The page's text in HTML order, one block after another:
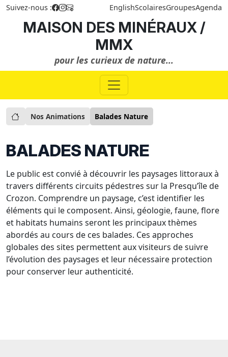
Suivez-nous : EnglishScolairesGroupesAgenda
MAISON DES MINÉRAUX /
MMX
pour les curieux de nature...
Nos Animations Balades Nature
BALADES NATURE
Le public est convié à découvrir les paysages littoraux à
travers différents circuits pédestres sur la Presqu’île de
Crozon. Comprendre un paysage, c’est identifier les
éléments qui le composent. Ainsi, géologie, faune, flore
et habitats humains seront les principaux thèmes
abordés au cours de ces balades. Ces approches
globales des sites permettent aux visiteurs de suivre
l’évolution des paysages et leur nécessaire protection
pour conserver leur authenticité.